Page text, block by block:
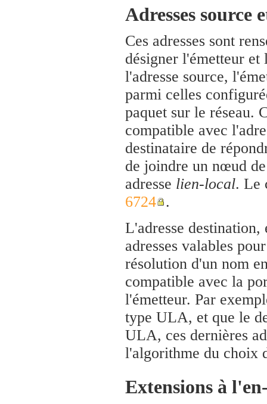
Adresses source
Ces adresses sont
désigner l'émetteur et
l'adresse source,
parmi celles
paquet sur le réseau.
compatible avec
destinataire de
de joindre un nœud
adresse lien-local. Le
6724 .
L'adresse destination,
adresses valables
résolution d'un nom
compatible avec la
l'émetteur. Par
type ULA, et que le
ULA, ces dernières
l'algorithme du choix
Extensions à